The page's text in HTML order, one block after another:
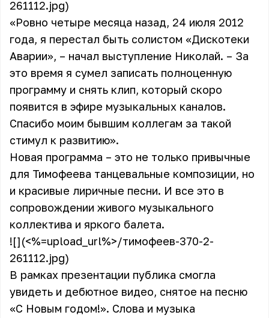
261112.jpg)
«Ровно четыре месяца назад, 24 июля 2012
года, я перестал быть солистом «Дискотеки
Аварии», – начал выступление Николай. – За
это время я сумел записать полноценную
программу и снять клип, который скоро
появится в эфире музыкальных каналов.
Спасибо моим бывшим коллегам за такой
стимул к развитию».
Новая программа – это не только привычные
для Тимофеева танцевальные композиции, но
и красивые лиричные песни. И все это в
сопровождении живого музыкального
коллектива и яркого балета.
![](<%=upload_url%>/тимофеев-370-2-
261112.jpg)
В рамках презентации публика смогла
увидеть и дебютное видео, снятое на песню
«С Новым годом!». Слова и музыка